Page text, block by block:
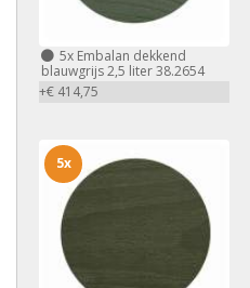
5x Embalan dekkend
blauwgrijs 2,5 liter 38.2654
+€ 414,75
5x